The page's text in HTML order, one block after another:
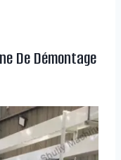
De Démontage